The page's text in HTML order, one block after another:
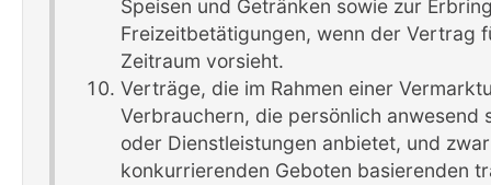
Speisen und Getränken sowie zur
Freizeitbetätigungen, wenn der Vertrag
Zeitraum vorsieht.
Verträge, die im Rahmen einer
Verbrauchern, die persönlich
oder Dienstleistungen anbietet, und
konkurrierenden Geboten basierenden